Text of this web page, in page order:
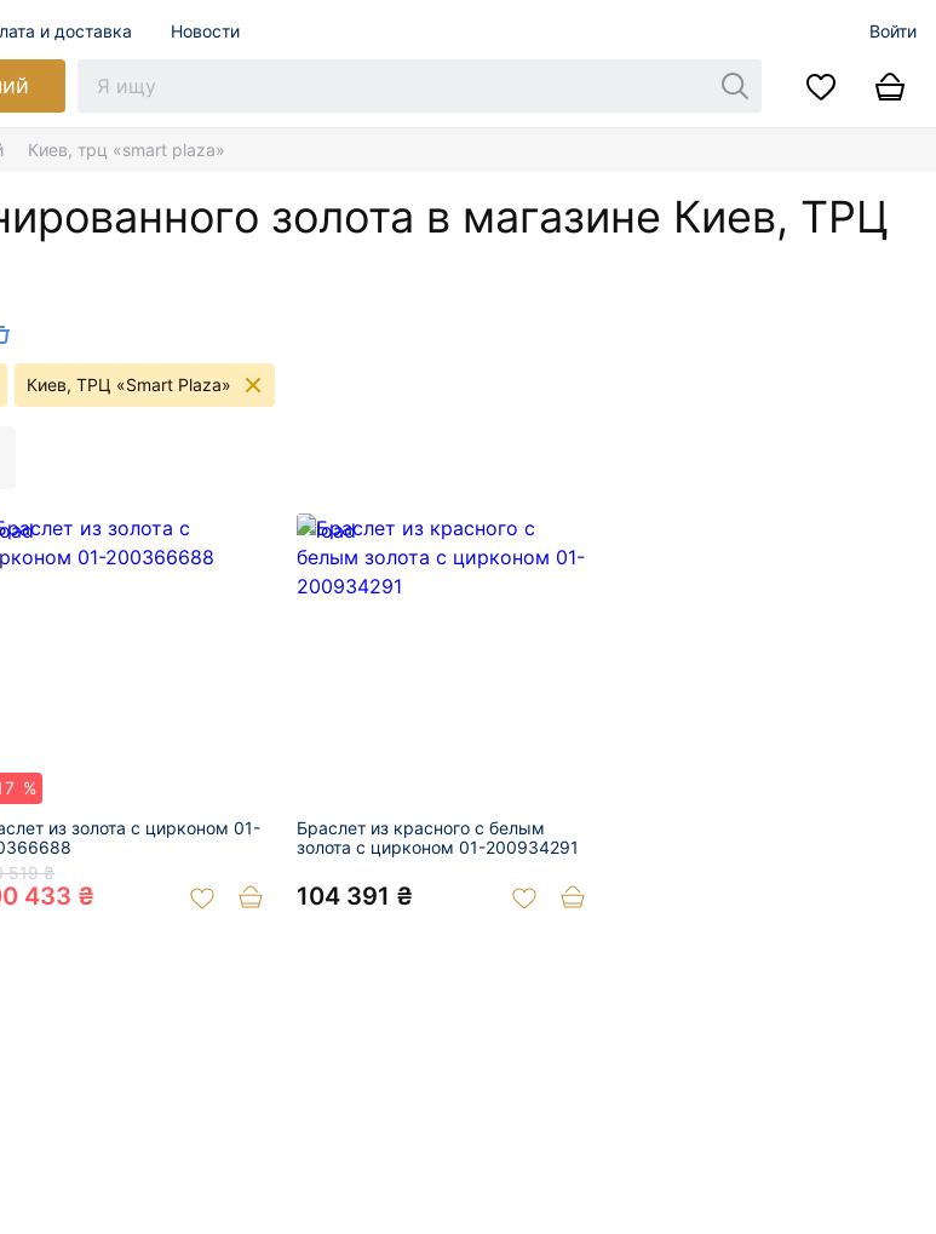
и доставка Новости Войти
Киев, трц «smart plaza»
золота в магазине Киев, ТРЦ
Киев, ТРЦ «Smart Plaza»
%
из золота с цирконом 01-
519 ₴
433 ₴
Браслет из красного с белым
золота с цирконом 01-200934291
104 391 ₴